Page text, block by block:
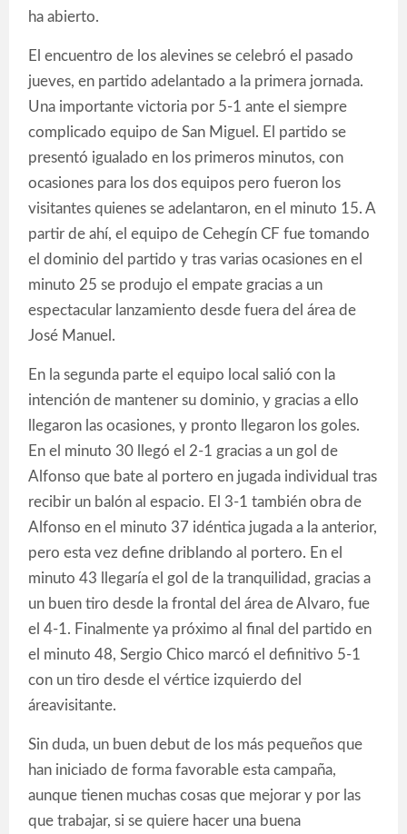
ha abierto.
El encuentro de los alevines se celebró el pasado
jueves, en partido adelantado a la primera jornada.
Una importante victoria por 5-1 ante el siempre
complicado equipo de San Miguel. El partido se
presentó igualado en los primeros minutos, con
ocasiones para los dos equipos pero fueron los
visitantes quienes se adelantaron, en el minuto 15. A
partir de ahí, el equipo de Cehegín CF fue tomando
el dominio del partido y tras varias ocasiones en el
minuto 25 se produjo el empate gracias a un
espectacular lanzamiento desde fuera del área de
José Manuel.
En la segunda parte el equipo local salió con la
intención de mantener su dominio, y gracias a ello
llegaron las ocasiones, y pronto llegaron los goles.
En el minuto 30 llegó el 2-1 gracias a un gol de
Alfonso que bate al portero en jugada individual tras
recibir un balón al espacio. El 3-1 también obra de
Alfonso en el minuto 37 idéntica jugada a la anterior,
pero esta vez define driblando al portero. En el
minuto 43 llegaría el gol de la tranquilidad, gracias a
un buen tiro desde la frontal del área de Alvaro, fue
el 4-1. Finalmente ya próximo al final del partido en
el minuto 48, Sergio Chico marcó el definitivo 5-1
con un tiro desde el vértice izquierdo del
áreavisitante.
Sin duda, un buen debut de los más pequeños que
han iniciado de forma favorable esta campaña,
aunque tienen muchas cosas que mejorar y por las
que trabajar, si se quiere hacer una buena